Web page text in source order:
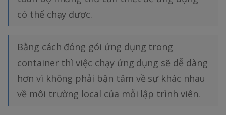
có thể chạy được.
Bằng cách đóng gói ứng dụng trong
container thì việc chạy ứng dụng sẽ dễ dàng
hơn vì không phải bận tâm về sự khác nhau
về môi trường local của mỗi lập trình viên.